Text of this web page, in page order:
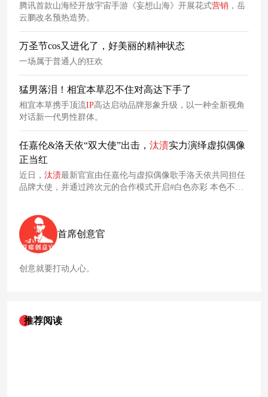
腾讯首款山海经开放宇宙手游《妄想山海》开展花式营销 ，岳
云鹏改名预热造势。
万圣节cos又进化了，好美丽的精神状态
一场属于普通人的狂欢
猛男落泪！相宜本草忍不住对高达下手了
相宜本草携手顶流IP高达启动品牌形象升级，以一种全新视角
对话新一代男性群体。
任嘉伦&洛天依“双大使”出击， 汰渍实力演绎虚拟偶像
正当红
近日， 汰渍最新官宣由任嘉伦与虚拟偶像歌手洛天依共同担任
品牌大使，并通过跨次元的合作模式开启#白色亦彩 本色不改#
首席创意官
创意就要打动人心。
推荐阅读